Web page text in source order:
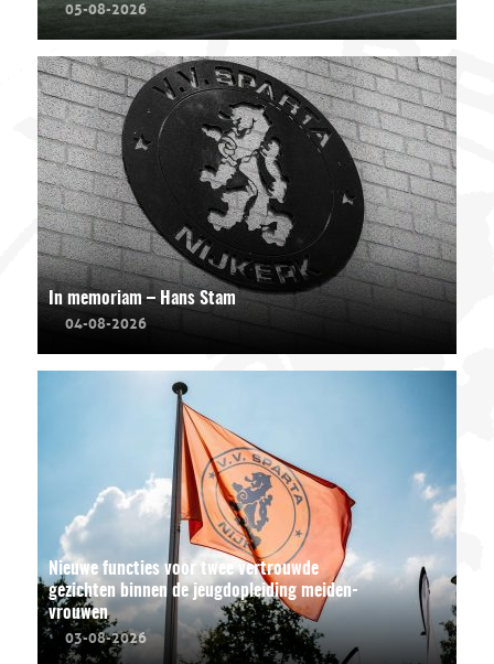
05-08-2026
In memoriam – Hans Stam
04-08-2026
Nieuwe functies voor twee vertrouwde
gezichten binnen de jeugdopleiding meiden-
vrouwen
03-08-2026